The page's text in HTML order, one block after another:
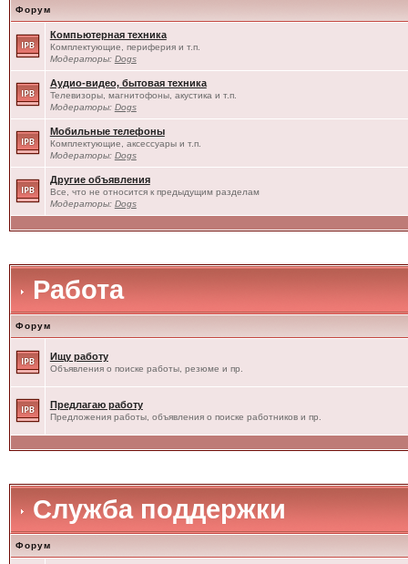
Форум
Компьютерная техника
Комплектующие, периферия и т.п.
Модераторы: Dogs
Аудио-видео, бытовая техника
Телевизоры, магнитофоны, акустика и т.п.
Модераторы: Dogs
Мобильные телефоны
Комплектующие, аксессуары и т.п.
Модераторы: Dogs
Другие объявления
Все, что не относится к предыдущим разделам
Модераторы: Dogs
Работа
Форум
Ищу работу
Объявления о поиске работы, резюме и пр.
Предлагаю работу
Предложения работы, объявления о поиске работников и пр.
Служба поддержки
Форум